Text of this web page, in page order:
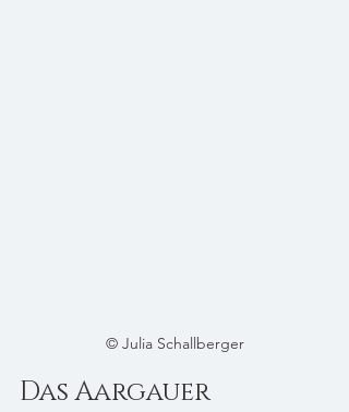
© Julia Schallberger
Das Aargauer